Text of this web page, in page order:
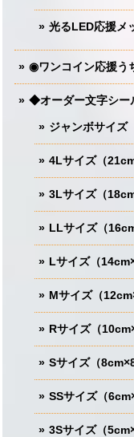
光るLED応援メ
◉ワンコイン応援う
◆オーダー文字シ
ジャンボサイズ
4Lサイズ（
3Lサイズ（
LLサイズ（
Lサイズ（
Mサイズ（
Rサイズ（
Sサイズ（
SSサイズ（
3Sサイズ（